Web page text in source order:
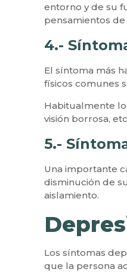
entorno y de su
pensamientos
4.-
El síntoma más
físicos comunes
Habitualmente
visión borrosa,
5.-
Una importante
disminución de
aislamiento.
Los síntomas
que la persona